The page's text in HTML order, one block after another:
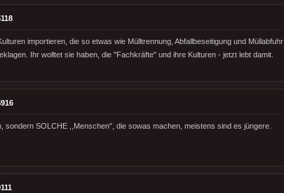
importieren, die so etwas wie Mülltrennung, Abfallbeseitigung und
Ihr wolltet sie haben, die "Fachkräfte" und ihre Kulturen - jetzt lebt damit.
sondern SOLCHE ,,Menschen", die sowas machen, meistens sind es jüngere.